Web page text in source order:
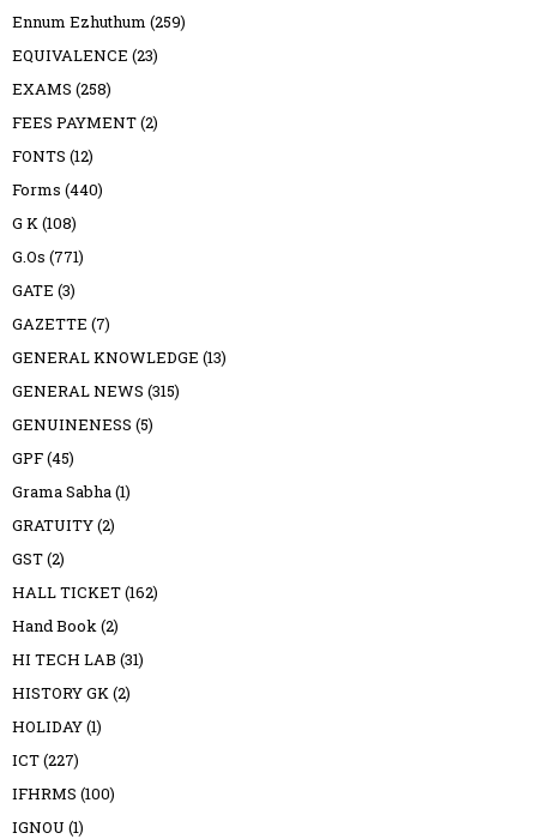
Ennum Ezhuthum (259)
EQUIVALENCE (23)
EXAMS (258)
FEES PAYMENT(2)
FONTS (12)
Forms (440)
G K(108)
G.Os (771)
GATE (3)
GAZETTE (7)
GENERAL KNOWLEDGE (13)
GENERAL NEWS (315)
GENUINENESS (5)
GPF(45)
Grama Sabha(1)
GRATUITY(2)
GST(2)
HALL TICKET(162)
Hand Book(2)
HI TECH LAB (31)
HISTORY GK(2)
HOLIDAY(1)
ICT(227)
IFHRMS (100)
IGNOU (1)